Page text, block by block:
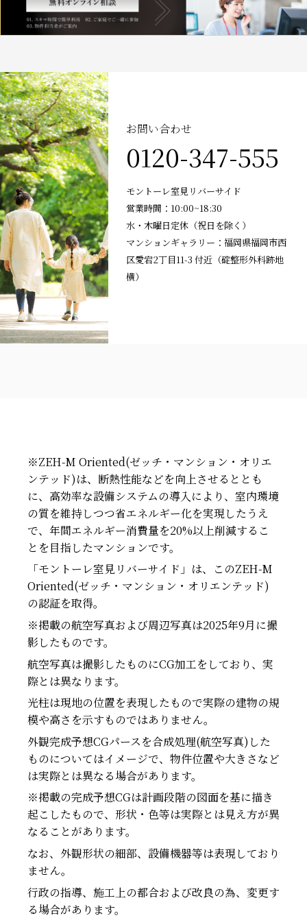
お問い合わせ
0120-347-555
モントーレ室見リバーサイド
営業時間：10:00~18:30
水・木曜日定休（祝日を除く）
マンションギャラリー：福岡県福岡市西
区愛宕2丁目11-3 付近（碇整形外科跡地
横）
※ZEH-M Oriented(ゼッチ・マンション・オリエ
ンテッド)は、断熱性能などを向上させるととも
に、高効率な設備システムの導入により、室内環境
の質を維持しつつ省エネルギー化を実現したうえ
で、年間エネルギー消費量を20%以上削減するこ
とを目指したマンションです。
「モントーレ室見リバーサイド」は、このZEH-M
Oriented(ゼッチ・マンション・オリエンテッド)
の認証を取得。
※掲載の航空写真および周辺写真は2025年9月に撮
影したものです。
航空写真は撮影したものにCG加工をしており、実
際とは異なります。
光柱は現地の位置を表現したもので実際の建物の規
模や高さを示すものではありません。
外観完成予想CGパースを合成処理(航空写真)した
ものについてはイメージで、物件位置や大きさなど
は実際とは異なる場合があります。
※掲載の完成予想CGは計画段階の図面を基に描き
起こしたもので、形状・色等は実際とは見え方が異
なることがあります。
なお、外観形状の細部、設備機器等は表現しており
ません。
行政の指導、施工上の都合および改良の為、変更す
る場合があります。